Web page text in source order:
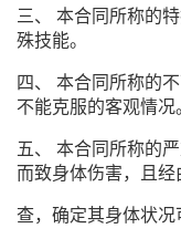
三、 本合同所称的
殊技能。
四、 本合同所称的
不能克服的客观情况。
五、 本合同所称的
而致身体伤害，且
查，确定其身体状况